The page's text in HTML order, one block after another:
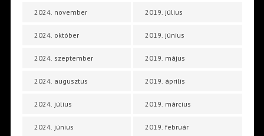
2024. november
2024. október
2024. szeptember
2024. augusztus
2024. július
2024. június
2019. július
2019. június
2019. május
2019. április
2019. március
2019. február